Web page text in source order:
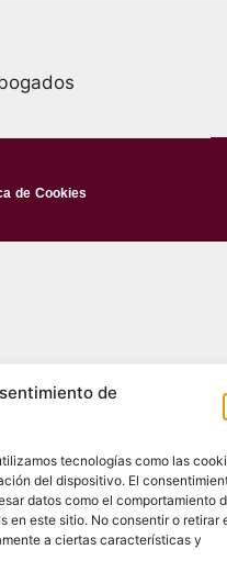
de
tecnologías como las
del dispositivo. El
datos como el comportamiento
en este sitio. No consentir o retirar
a ciertas características y
de Cookies